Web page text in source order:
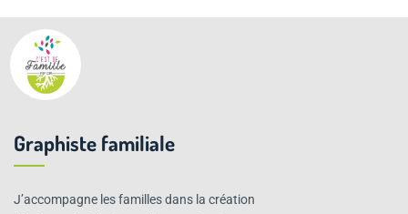
Graphiste familiale
J’accompagne les familles dans la création